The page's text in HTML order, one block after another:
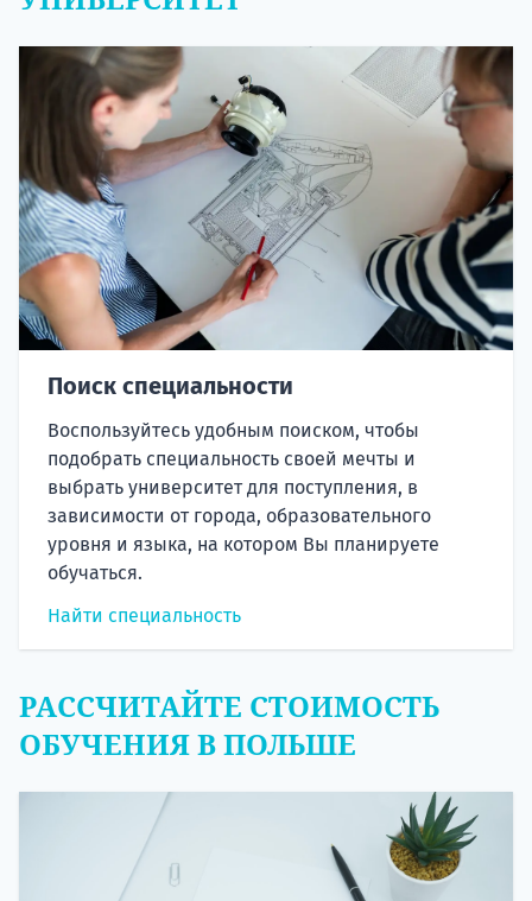
Поиск специальности
Воспользуйтесь удобным поиском, чтобы
подобрать специальность своей мечты и
выбрать университет для поступления, в
зависимости от города, образовательного
уровня и языка, на котором Вы планируете
обучаться.
Найти специальность
РАССЧИТАЙТЕ СТОИМОСТЬ
ОБУЧЕНИЯ В ПОЛЬШЕ